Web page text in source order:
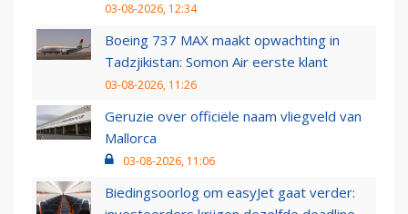
03-08-2026, 12:34
Boeing 737 MAX maakt opwachting in
Tadzjikistan: Somon Air eerste klant
03-08-2026, 11:26
Geruzie over officiële naam vliegveld van
Mallorca
03-08-2026, 11:06
Biedingsoorlog om easyJet gaat verder: